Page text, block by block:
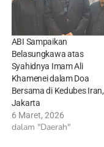
ABI Sampaikan
Belasungkawa atas
Syahidnya Imam Ali
Khamenei dalam Doa
Bersama di Kedubes Iran,
Jakarta
6 Maret, 2026
dalam "Daerah"